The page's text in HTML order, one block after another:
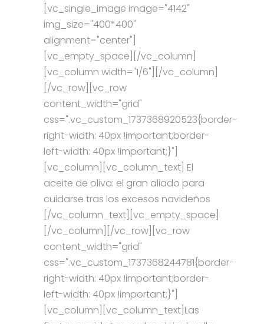
[vc_single_image image="4142"
img_size="400*400"
alignment="center"]
[vc_empty_space][/vc_column]
[vc_column width="1/6"][/vc_column]
[/vc_row][vc_row
content_width="grid"
css=".vc_custom_1737368920523{border-
right-width: 40px !important;border-
left-width: 40px !important;}"]
[vc_column][vc_column_text] El
aceite de oliva: el gran aliado para
cuidarse tras los excesos navideños
[/vc_column_text][vc_empty_space]
[/vc_column][/vc_row][vc_row
content_width="grid"
css=".vc_custom_1737368244781{border-
right-width: 40px !important;border-
left-width: 40px !important;}"]
[vc_column][vc_column_text]Las